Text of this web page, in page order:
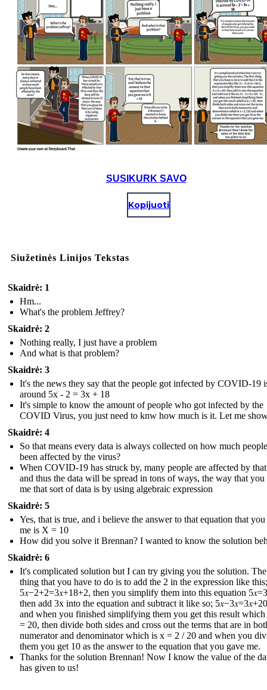
SUSIKURK SAVO
Kopijuoti
Siužetinės Linijos Tekstas
Skaidrė: 1
Hm...
What's the problem Jeffrey?
Skaidrė: 2
Nothing really, I just have a problem
And what is that problem?
Skaidrė: 3
It's the news they say that the people got infected by COVID-19
around 5x - 2 = 3x + 18
It's simple to know the amount of people who got infected by the
COVID Virus, you just need to knw how much is it. Let me
Skaidrė: 4
So that means every data is always collected on how much
been affected by the virus?
When COVID-19 has struck by, many people are affected by
and thus the data will be spread in tons of ways, the way that you
me that sort of data is by using algebraic expression
Skaidrė: 5
Yes, that is true, and i believe the answer to that equation that you
me is X = 10
How did you solve it Brennan? I wanted to know the solution
Skaidrė: 6
It's complicated solution but I can try giving you the solution.
thing that you have to do is to add the 2 in the expression like this;
5𝑥−2+2=3𝑥+18+2 , then you simplify them into this equation
then add 3x into the equation and subtract it like so;
and when you finished simplifying them you get this result which
= 20, then divide both sides and cross out the terms that are in
numerator and denominator which is x = 2 / 20 and when you
them you get 10 as the answer to the equation that you gave me.
Thanks for the solution Brennan! Now I know the value of the
has given to us !